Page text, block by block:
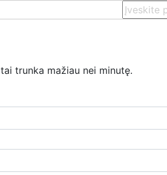
tai trunka mažiau nei minutę.